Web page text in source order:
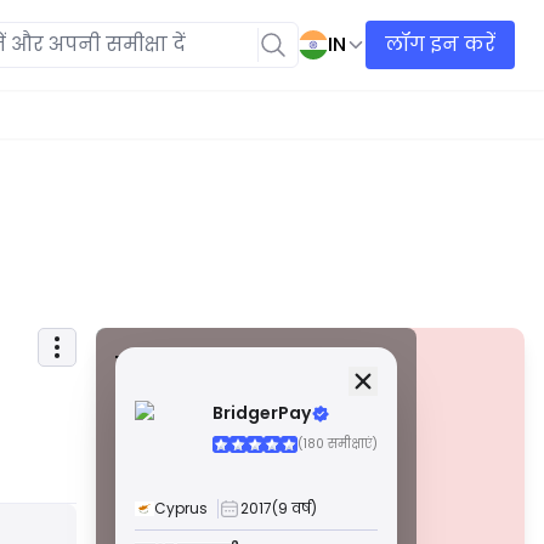
IN लॉग इन करें
BridgerPay
(180 समीक्षाएं)
Cyprus 2017(9 वर्ष)
सुरक्षा जानकारी
चेतावनी
लाइसेंस
विश्व स्तर पर प्रसिद्ध नियामकों द्वारा जारी किए गए, ये लाइसेंस
समाधान और AML/CTF मानकों का पालन सुरक्षा को और बढ़ाता